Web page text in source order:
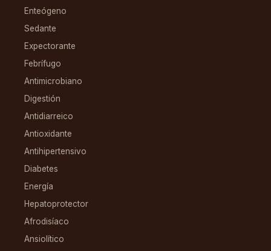
Enteógeno
Sedante
Expectorante
Febrífugo
Antimicrobiano
Digestión
Antidiarreico
Antioxidante
Antihipertensivo
Diabetes
Energía
Hepatoprotector
Afrodisíaco
Ansiolítico